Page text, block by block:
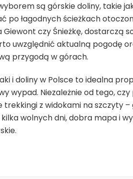
są górskie doliny, takie
po łagodnych ścieżkach
Giewont czy Śnieżkę, dostarczą
uwzględnić aktualną pogodę
przygodą w górach.
i doliny w Polsce to idealna
wypad. Niezależnie od tego,
trekkingi z widokami na szczyty
wolnych dni, dobra mapa i